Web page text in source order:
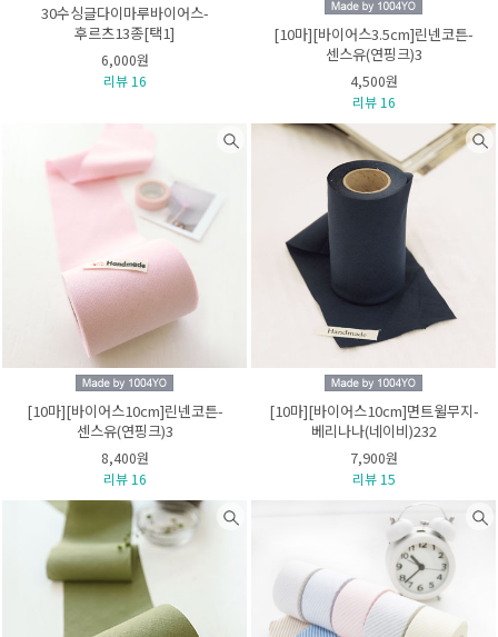
30수싱글다이마루바이어스-
후르츠13종[택1]
6,000원
리뷰 16
[10마][바이어스3.5cm]린넨코튼-
센스유(연핑크)3
4,500원
리뷰 16
[10마][바이어스10cm]린넨코튼-
센스유(연핑크)3
8,400원
리뷰 16
[10마][바이어스10cm]면트윌무지-
베리나나(네이비)232
7,900원
리뷰 15